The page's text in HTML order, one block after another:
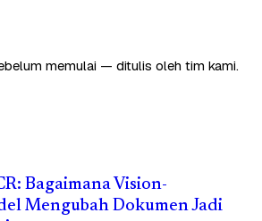
memulai — ditulis oleh tim kami.
Bagaimana Vision-
Mengubah Dokumen Jadi